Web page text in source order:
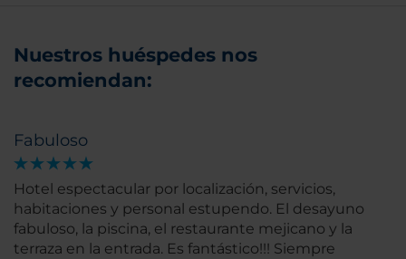
Nuestros huéspedes nos
recomiendan:
Fabuloso
Hotel espectacular por localización, servicios,
habitaciones y personal estupendo. El desayuno
fabuloso, la piscina, el restaurante mejicano y la
terraza en la entrada. Es fantástico!!! Siempre